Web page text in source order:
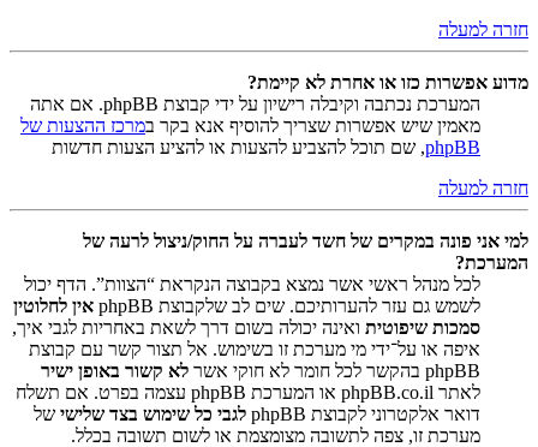
חזרה למעלה
מדוע אפשרות כזו או אחרת לא קיימת?
המערכת נכתבה וקיבלה רישיון על ידי קבוצת phpBB. אם אתה
מאמין שיש אפשרות שצריך להוסיף אנא בקר במרכז ההצעות של
phpBB, שם תוכל להצביע להצעות או להציע הצעות חדשות
חזרה למעלה
למי אני פונה במקרים של חשד לעברה על החוק/ניצול לרעה של
המערכת?
לכל מנהל ראשי אשר נמצא בקבוצה הנקראת “הצוות”. הדף יכול
לשמש גם עזר להערותיכם. שים לב שלקבוצת phpBB
אין לחלוטין
סמכות שיפוטית ואינה יכולה בשום דרך לשאת באחריות לגבי איך,
איפה או על־ידי מי מערכת זו בשימוש. אל תצור קשר עם קבוצת
phpBB בהקשר לכל חומר לא חוקי אשר
לא קשור באופן ישיר
לאתר phpBB.co.il או המערכת phpBB עצמה בפרט. אם תשלח
דואר אלקטרוני לקבוצת phpBB
לגבי כל שימוש בצד שלישי של
מערכת זו, צפה לתשובה מצומצמת או לשום תשובה בכלל.